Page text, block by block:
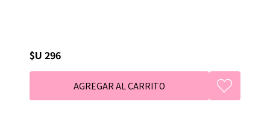
$U 296